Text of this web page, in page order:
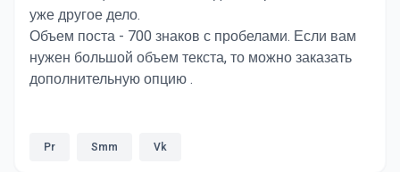
уже другое дело.
Объем поста - 700 знаков с пробелами. Если вам
нужен большой объем текста, то можно заказать
дополнительную опцию .
Pr Smm Vk